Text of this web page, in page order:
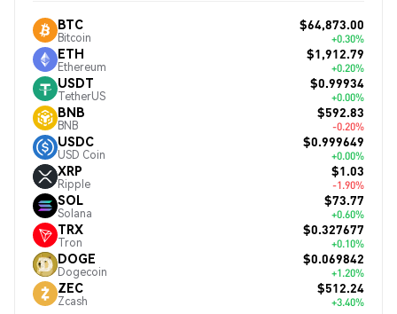
BTC
Bitcoin
$64,873.00
+0.30%
ETH
Ethereum
$1,912.79
+0.20%
USDT
TetherUS
$0.99934
+0.00%
BNB
BNB
$592.83
-0.20%
USDC
USD Coin
$0.999649
+0.00%
XRP
Ripple
$1.03
-1.90%
SOL
Solana
$73.77
+0.60%
TRX
Tron
$0.327677
+0.10%
DOGE
Dogecoin
$0.069842
+1.20%
ZEC
Zcash
$512.24
+3.40%